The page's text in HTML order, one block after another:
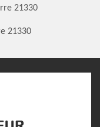
21330
21330